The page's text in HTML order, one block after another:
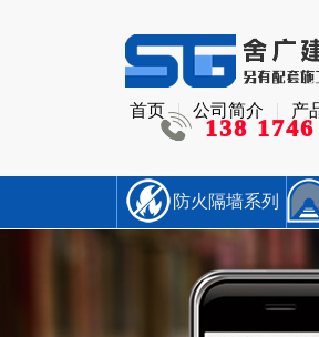
首页 公司简介 产
138
防火隔墙系列